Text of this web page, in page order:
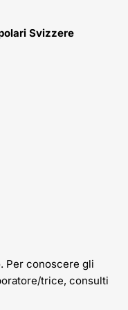
Svizzere
Per conoscere gli
trice, consulti